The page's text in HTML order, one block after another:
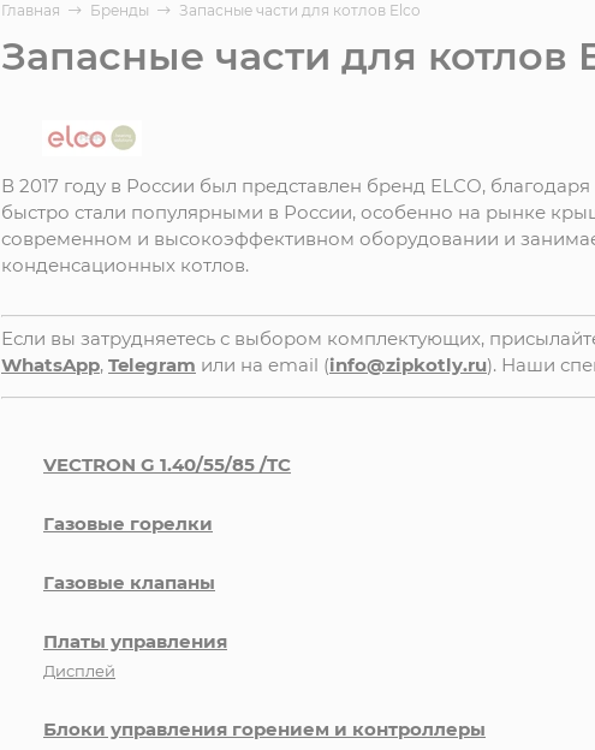
Главная Бренды Запасные части для котлов Elco
Запасные части для котлов
В 2017 году в России был представлен бренд ELCO,
быстро стали популярными в России, особенно на рынке
современном и высокоэффективном оборудовании и
конденсационных котлов.
Если вы затрудняетесь с выбором комплектующих,
WhatsApp, Telegram или на email (info@zipkotly.ru). Наши
VECTRON G 1.40/55/85 /TC
Газовые горелки
Газовые клапаны
Платы управления
Дисплей
Блоки управления горением и контроллеры